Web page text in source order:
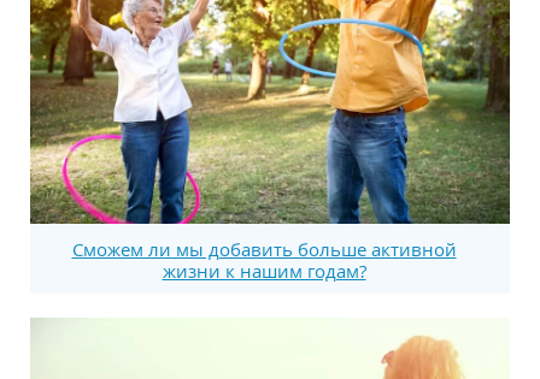
Сможем ли мы добавить больше активной
жизни к нашим годам?